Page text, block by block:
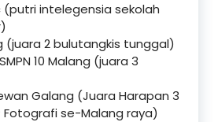
(putri intelegensia sekolah
(juara 2 bulutangkis tunggal)
10 Malang (juara 3
Galang (Juara Harapan 3
Fotografi se-Malang raya)